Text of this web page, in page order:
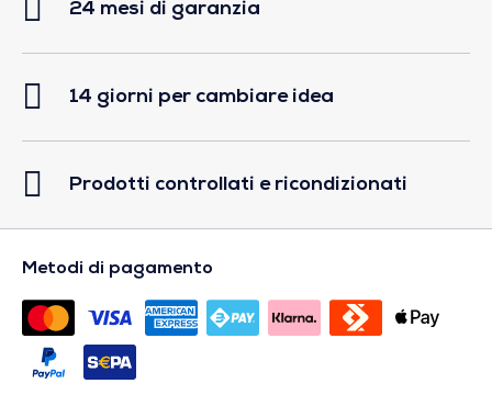
24 mesi di garanzia
14 giorni per cambiare idea
Prodotti controllati e ricondizionati
Metodi di pagamento